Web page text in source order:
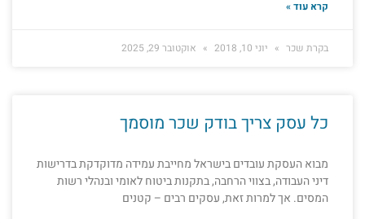
קרא עוד »
בקרת שכר יוני 10, 2018 אוקטובר 29, 2025
כל עסק צריך בודק שכר מוסמך
מבוא העסקת עובדים בישראל מחייבת עמידה מדוקדקת בדרישות
דיני העבודה, בצווי הרחבה, בתקנות ביטוח לאומי ובנהלי רשות
המסים. אך למרות זאת, עסקים רבים – קטנים